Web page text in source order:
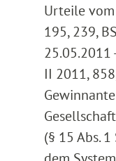
Urteile vom
195, 239,
25.05.2011
II 2011,
(§ 15 Abs.